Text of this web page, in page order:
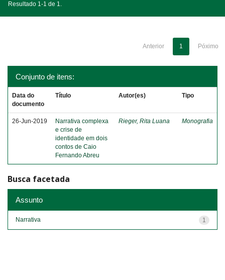
Resultado 1-1 de 1.
Anterior 1 Póximo
Conjunto de itens:
Data do
documento
Título Autor(es) Tipo
26-Jun-2019
Narrativa complexa
e crise de
identidade em dois
contos de Caio
Fernando Abreu
Rieger, Rita Luana Monografia
Busca facetada
Assunto
1
Narrativa